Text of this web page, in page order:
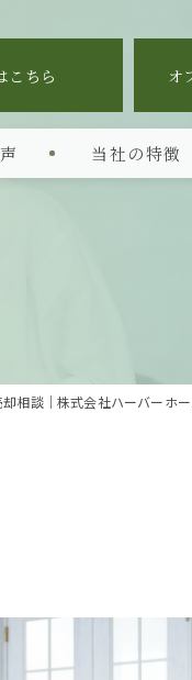
こちら オ
当社の特徴
生前対策
相談｜株式会社ハーバーホ